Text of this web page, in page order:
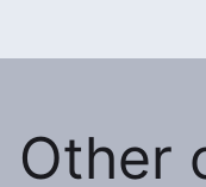
Other